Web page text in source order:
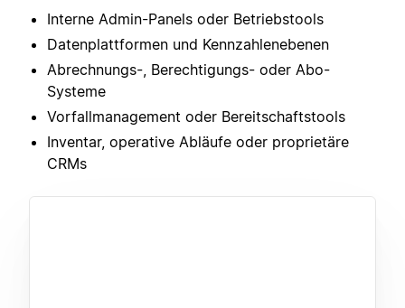
Interne Admin-Panels oder Betriebstools
Datenplattformen und Kennzahlenebenen
Abrechnungs-, Berechtigungs- oder Abo-
Systeme
Vorfallmanagement oder Bereitschaftstools
Inventar, operative Abläufe oder proprietäre
CRMs